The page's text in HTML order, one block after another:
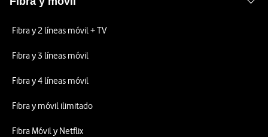
Fibra y 2 líneas móvil + TV
Fibra y 3 líneas móvil
Fibra y 4 líneas móvil
Fibra y móvil ilimitado
Fibra Móvil y Netflix